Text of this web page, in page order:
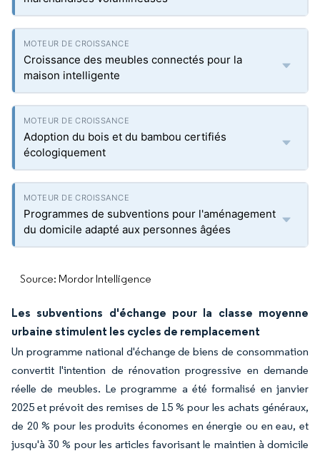
Croissance des meubles connectés pour la
maison intelligente
Adoption du bois et du bambou certifiés
écologiquement
Programmes de subventions pour l'aménagement
du domicile adapté aux personnes âgées
Source: Mordor Intelligence
Les subventions d'échange pour la classe moyenne
urbaine stimulent les cycles de remplacement
Un programme national d'échange de biens de consommation
convertit l'intention de rénovation progressive en demande
réelle de meubles. Le programme a été formalisé en janvier
2025 et prévoit des remises de 15 % pour les achats généraux,
de 20 % pour les produits économes en énergie ou en eau, et
jusqu'à 30 % pour les articles favorisant le maintien à domicile